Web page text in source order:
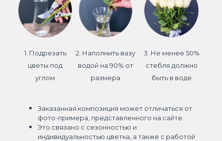
1. Подрезать
цветы под
углом
2. Наполнить вазу
водой на 90% от
размера
3. Не менее 50%
стебля должно
быть в воде
Заказанная композиция может отличаться от
фото-примера, представленного на сайте.
Это связано с сезонностью и
индивидуальностью цветка, а также с работой